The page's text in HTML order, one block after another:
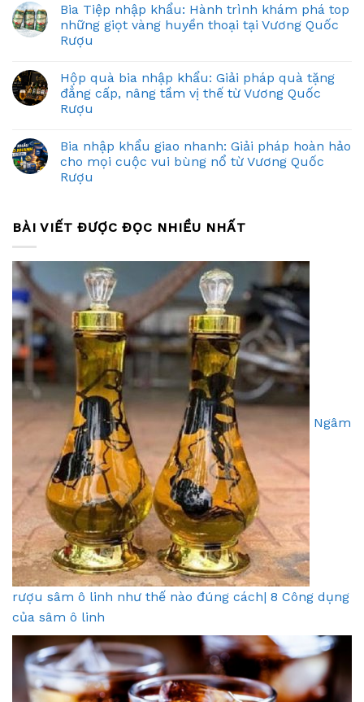
Bia Tiệp nhập khẩu: Hành trình khám phá top
những giọt vàng huyền thoại tại Vương Quốc
Rượu
Hộp quà bia nhập khẩu: Giải pháp quà tặng
đẳng cấp, nâng tầm vị thế từ Vương Quốc
Rượu
Bia nhập khẩu giao nhanh: Giải pháp hoàn hảo
cho mọi cuộc vui bùng nổ từ Vương Quốc
Rượu
BÀI VIẾT ĐƯỢC ĐỌC NHIỀU NHẤT
Ngâm
rượu sâm ô linh như thế nào đúng cách| 8 Công dụng
của sâm ô linh